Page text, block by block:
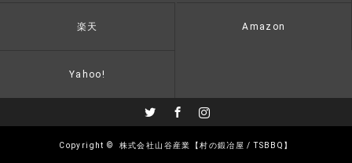
楽天 Amazon
Yahoo!
Copyright © 株式会社山谷産業【村の鍛冶屋 / TSBBQ】